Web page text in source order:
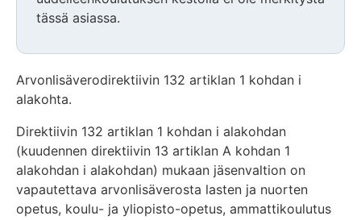
tässä asiassa.
Arvonlisäverodirektiivin 132 artiklan 1 kohdan i
alakohta.
Direktiivin 132 artiklan 1 kohdan i alakohdan
(kuudennen direktiivin 13 artiklan A kohdan 1
alakohdan i alakohdan) mukaan jäsenvaltion on
vapautettava arvonlisäverosta lasten ja nuorten
opetus, koulu- ja yliopisto-opetus, ammattikoulutus